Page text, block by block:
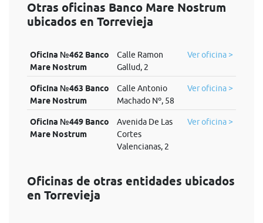
Otras oficinas Banco Mare Nostrum
ubicados en Torrevieja
Oficina №462 Banco
Mare Nostrum
Calle Ramon
Gallud, 2
Ver oficina >
Oficina №463 Banco
Mare Nostrum
Calle Antonio
Machado Nº, 58
Ver oficina >
Oficina №449 Banco
Mare Nostrum
Avenida De Las
Cortes
Valencianas, 2
Ver oficina >
Oficinas de otras entidades ubicados
en Torrevieja